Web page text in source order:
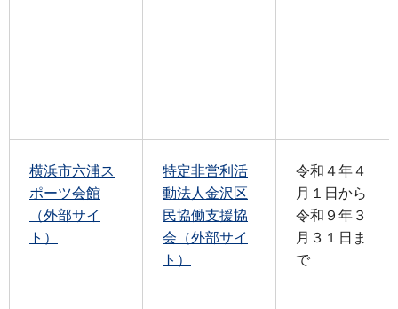
横浜市六浦ス
ポーツ会館
（外部サイ
ト）
特定非営利活
動法人金沢区
民協働支援協
会（外部サイ
ト）
令和４年４
月１日から
令和９年３
月３１日ま
で